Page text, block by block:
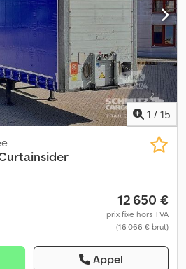
1 / 15
12 650 €
prix fixe hors TVA
(16 066 € brut)
Appel